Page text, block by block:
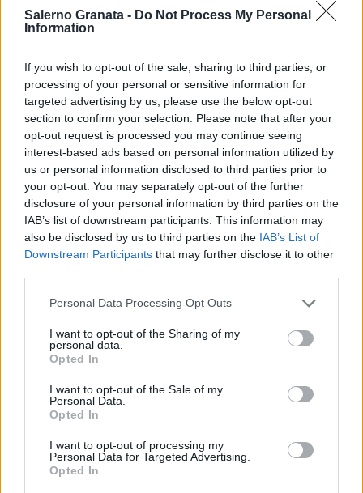
Salerno Granata - Do Not Process My Personal
Information
If you wish to opt-out of the sale, sharing to third parties, or
processing of your personal or sensitive information for
targeted advertising by us, please use the below opt-out
section to confirm your selection. Please note that after your
opt-out request is processed you may continue seeing
interest-based ads based on personal information utilized by
us or personal information disclosed to third parties prior to
your opt-out. You may separately opt-out of the further
disclosure of your personal information by third parties on the
IAB’s list of downstream participants. This information may
also be disclosed by us to third parties on the IAB’s List of
Downstream Participants that may further disclose it to other
Personal Data Processing Opt Outs
I want to opt-out of the Sharing of my
personal data.
Opted In
I want to opt-out of the Sale of my
Personal Data.
Opted In
I want to opt-out of processing my
Personal Data for Targeted Advertising.
Opted In